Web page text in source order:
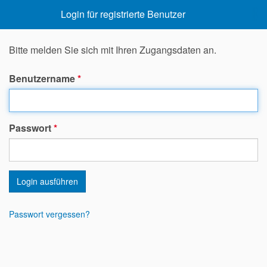
Login für registrierte Benutzer
Bitte melden Sie sich mit Ihren Zugangsdaten an.
Benutzername*
Passwort*
Login ausführen
Passwort vergessen?